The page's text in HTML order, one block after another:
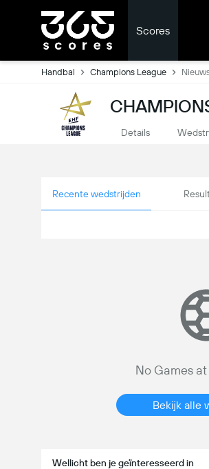
Scores
Handbal Champions League
Details
Recente wedstrijden
No Games
Bekijk alle
Wellicht ben je geïnteresseerd in